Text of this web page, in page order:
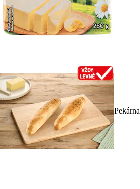
Pekárna